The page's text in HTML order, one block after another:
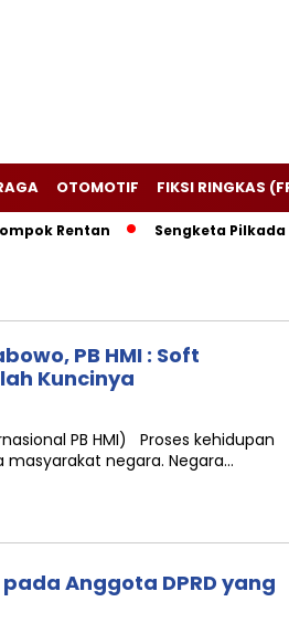
OTOMOTIF FIKSI RINGKAS
Rentan Sengketa Pilkada
PB HMI : Soft
Kuncinya
PB HMI) Proses kehidupan
negara. Negara…
Anggota DPRD yang